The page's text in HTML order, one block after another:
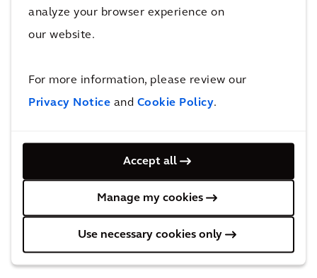
analyze your browser experience on
our website.
For more information, please review our
Privacy Notice and Cookie Policy.
Accept all
Manage my cookies
Use necessary cookies only